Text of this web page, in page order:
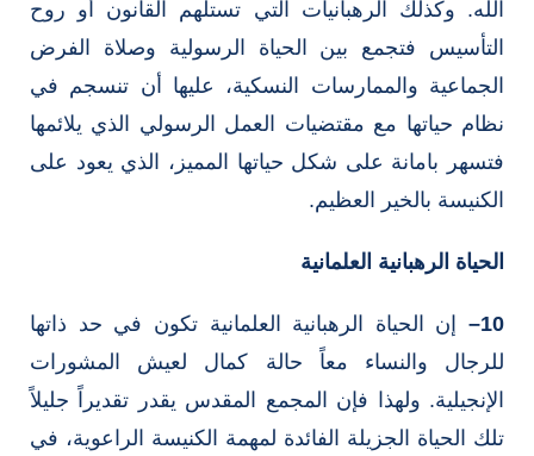
الله. وكذلك الرهبانيات التي تستلهم القانون أو روح
التأسيس فتجمع بين الحياة الرسولية وصلاة الفرض
الجماعية والممارسات النسكية، عليها أن تنسجم في
نظام حياتها مع مقتضيات العمل الرسولي الذي يلائمها
فتسهر بامانة على شكل حياتها المميز، الذي يعود على
الكنيسة بالخير العظيم.
الحياة الرهبانية العلمانية
10
–
إن الحياة الرهبانية العلمانية تكون في حد ذاتها
للرجال والنساء معاً حالة كمال لعيش المشورات
الإنجيلية. ولهذا فإن المجمع المقدس يقدر تقديراً جليلاً
تلك الحياة الجزيلة الفائدة لمهمة الكنيسة الراعوية، في